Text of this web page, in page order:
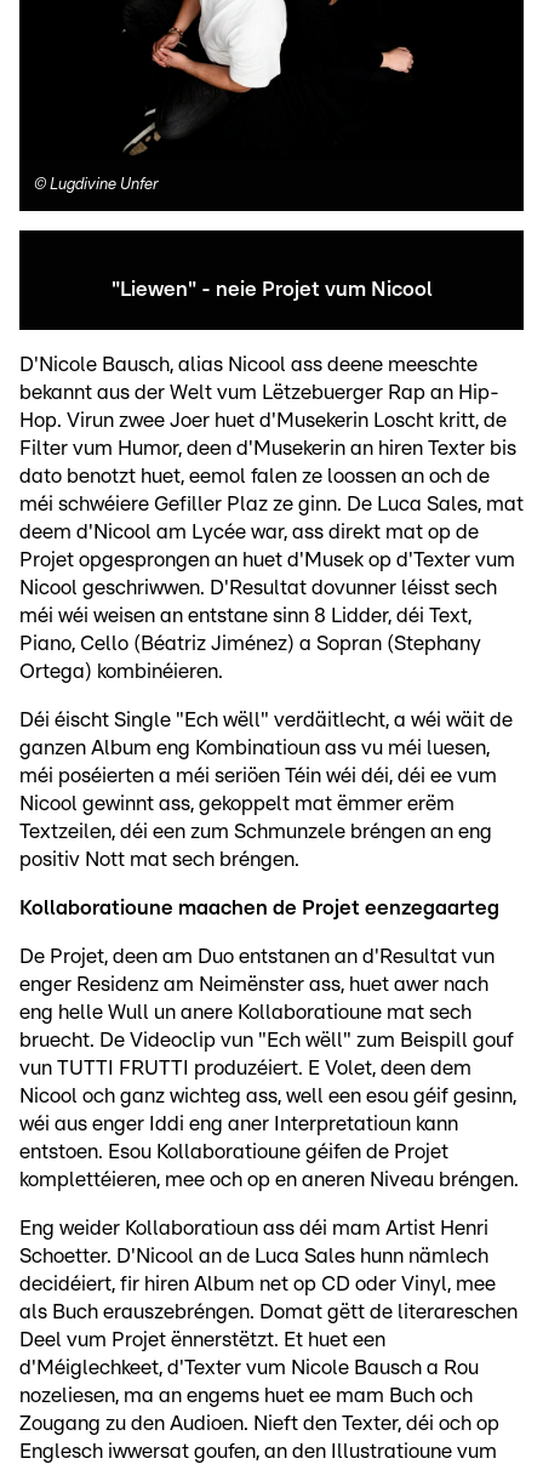
© Lugdivine Unfer
"Liewen" - neie Projet vum Nicool
D'Nicole Bausch, alias Nicool ass deene meeschte
bekannt aus der Welt vum Lëtzebuerger Rap an Hip-
Hop. Virun zwee Joer huet d'Musekerin Loscht kritt, de
Filter vum Humor, deen d'Musekerin an hiren Texter bis
dato benotzt huet, eemol falen ze loossen an och de
méi schwéiere Gefiller Plaz ze ginn. De Luca Sales, mat
deem d'Nicool am Lycée war, ass direkt mat op de
Projet opgesprongen an huet d'Musek op d'Texter vum
Nicool geschriwwen. D'Resultat dovunner léisst sech
méi wéi weisen an entstane sinn 8 Lidder, déi Text,
Piano, Cello (Béatriz Jiménez) a Sopran (Stephany
Ortega) kombinéieren.
Déi éischt Single "Ech wëll" verdäitlecht, a wéi wäit de
ganzen Album eng Kombinatioun ass vu méi luesen,
méi poséierten a méi seriöen Téin wéi déi, déi ee vum
Nicool gewinnt ass, gekoppelt mat ëmmer erëm
Textzeilen, déi een zum Schmunzele bréngen an eng
positiv Nott mat sech bréngen.
Kollaboratioune maachen de Projet eenzegaarteg
De Projet, deen am Duo entstanen an d'Resultat vun
enger Residenz am Neimënster ass, huet awer nach
eng helle Wull un anere Kollaboratioune mat sech
bruecht. De Videoclip vun "Ech wëll" zum Beispill gouf
vun TUTTI FRUTTI produzéiert. E Volet, deen dem
Nicool och ganz wichteg ass, well een esou géif gesinn,
wéi aus enger Iddi eng aner Interpretatioun kann
entstoen. Esou Kollaboratioune géifen de Projet
komplettéieren, mee och op en aneren Niveau bréngen.
Eng weider Kollaboratioun ass déi mam Artist Henri
Schoetter. D'Nicool an de Luca Sales hunn nämlech
decidéiert, fir hiren Album net op CD oder Vinyl, mee
als Buch erauszebréngen. Domat gëtt de literareschen
Deel vum Projet ënnerstëtzt. Et huet een
d'Méiglechkeet, d'Texter vum Nicole Bausch a Rou
nozeliesen, ma an engems huet ee mam Buch och
Zougang zu den Audioen. Nieft den Texter, déi och op
Englesch iwwersat goufen, an den Illustratioune vum